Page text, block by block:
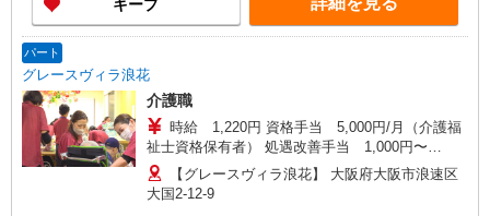
キープ
パート
グレースヴィラ浪花
介護職
時給 1,220円 資格手当 5,000円/月（介護福
祉士資格保有者） 処遇改善手当 1,000円〜
11,000円/月 ※処遇改善手当の金額は一例です。業
績により変動します。 交通費支給 上限25,000円/
月 時間外手当 休日勤務手当 年末年始手当 昇給あ
【グレースヴィラ浪花】 大阪府大阪市浪速区
大国2-12-9